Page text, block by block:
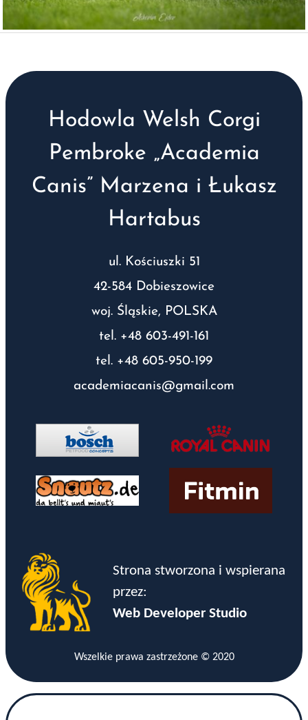
Hodowla Welsh Corgi
Pembroke „Academia
Canis” Marzena i Łukasz
Hartabus
ul. Kościuszki 51
42-584 Dobieszowice
woj. Śląskie, POLSKA
tel. +48 603-491-161
tel. +48 605-950-199
academiacanis@gmail.com
Strona stworzona i wspierana
przez:
Web Developer Studio
Wszelkie prawa zastrzeżone © 2020